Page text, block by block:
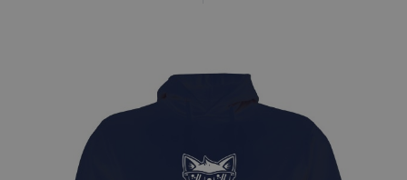
Přizpůsobitelný motiv